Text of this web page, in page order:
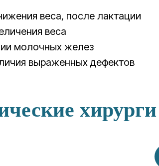
веса, после лактации
веса
молочных желез
выраженных дефектов
хирурги